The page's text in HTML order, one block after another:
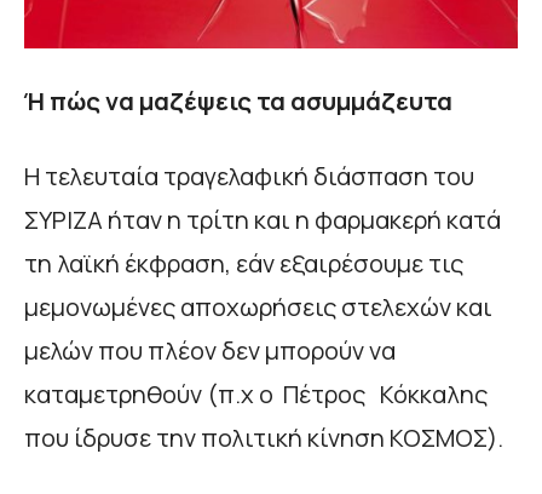
Ή πώς να μαζέψεις τα ασυμμάζευτα
Η τελευταία τραγελαφική διάσπαση του
ΣΥΡΙΖΑ ήταν η τρίτη και η φαρμακερή κατά
τη λαϊκή έκφραση, εάν εξαιρέσουμε τις
μεμονωμένες αποχωρήσεις στελεχών και
μελών που πλέον δεν μπορούν να
καταμετρηθούν (π.χ ο Πέτρος Κόκκαλης
που ίδρυσε την πολιτική κίνηση ΚΟΣΜΟΣ).